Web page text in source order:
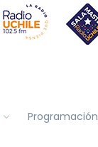
Programación